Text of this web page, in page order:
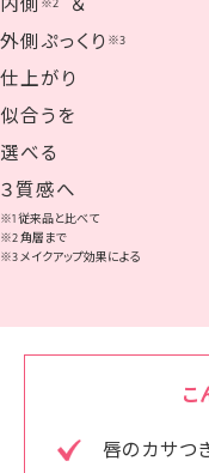
内側 ※2
＆
外側ぷっくり ※3
仕上がり
似合うを
選べる
３質感へ
※1 従来品と比べて
※2 角層まで
※3 メイクアップ効果による
こ
唇のカサつ